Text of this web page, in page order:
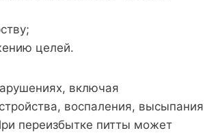
целей.
включая
воспаления, высыпания
переизбытке питты может